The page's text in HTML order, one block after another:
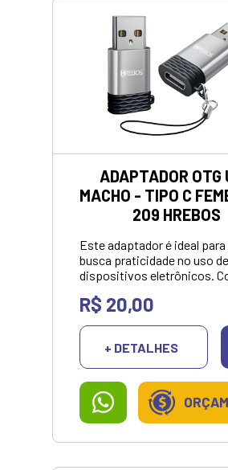
ADAPTADOR OTG
MACHO - TIPO C
209 HREBOS
Este adaptador é ideal para
busca praticidade no uso de
dispositivos eletrônicos.
entrada USB diretamente a
necessidade de um
Compatível com uma
dispositivos móveis.<br>
<strong>VALOR
SOMENTE NO
PIX/DINHEIRO</strong>
R$ 20,00
+ DETALHES